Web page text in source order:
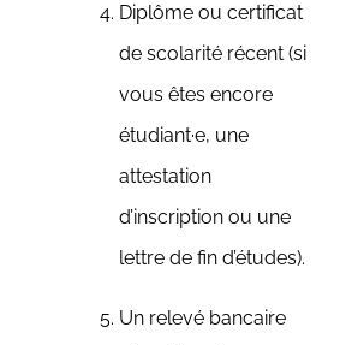
Diplôme ou certificat
de scolarité récent (si
vous êtes encore
étudiant·e, une
attestation
d’inscription ou une
lettre de fin d’études).
Un relevé bancaire